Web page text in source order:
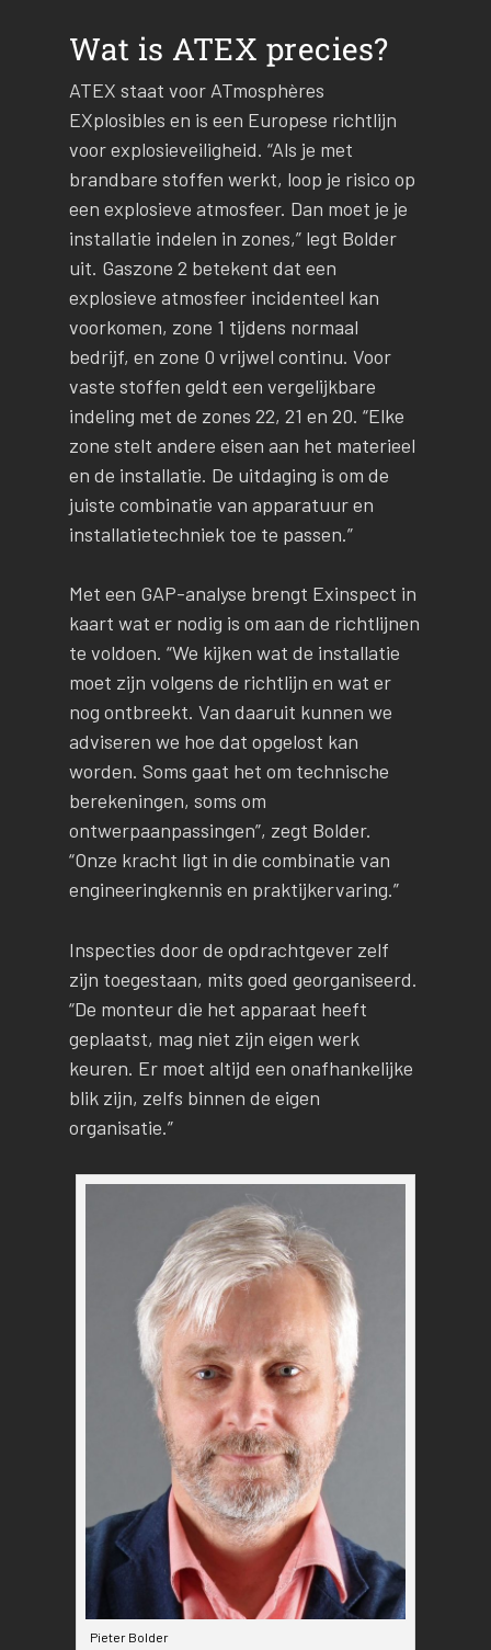
Wat is ATEX precies?
ATEX staat voor ATmosphères
EXplosibles en is een Europese richtlijn
voor explosieveiligheid. “Als je met
brandbare stoffen werkt, loop je risico op
een explosieve atmosfeer. Dan moet je je
installatie indelen in zones,” legt Bolder
uit. Gaszone 2 betekent dat een
explosieve atmosfeer incidenteel kan
voorkomen, zone 1 tijdens normaal
bedrijf, en zone 0 vrijwel continu. Voor
vaste stoffen geldt een vergelijkbare
indeling met de zones 22, 21 en 20. “Elke
zone stelt andere eisen aan het materieel
en de installatie. De uitdaging is om de
juiste combinatie van apparatuur en
installatietechniek toe te passen.”
Met een GAP-analyse brengt Exinspect in
kaart wat er nodig is om aan de richtlijnen
te voldoen. “We kijken wat de installatie
moet zijn volgens de richtlijn en wat er
nog ontbreekt. Van daaruit kunnen we
adviseren we hoe dat opgelost kan
worden. Soms gaat het om technische
berekeningen, soms om
ontwerpaanpassingen”, zegt Bolder.
“Onze kracht ligt in die combinatie van
engineeringkennis en praktijkervaring.”
Inspecties door de opdrachtgever zelf
zijn toegestaan, mits goed georganiseerd.
“De monteur die het apparaat heeft
geplaatst, mag niet zijn eigen werk
keuren. Er moet altijd een onafhankelijke
blik zijn, zelfs binnen de eigen
organisatie.”
Pieter Bolder